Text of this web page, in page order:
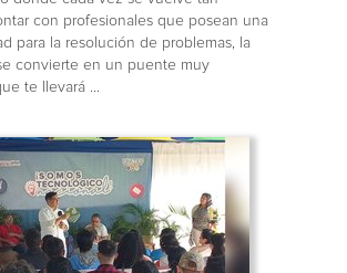
con profesionales que posean una
para la resolución de problemas, la
convierte en un puente muy
te llevará ...